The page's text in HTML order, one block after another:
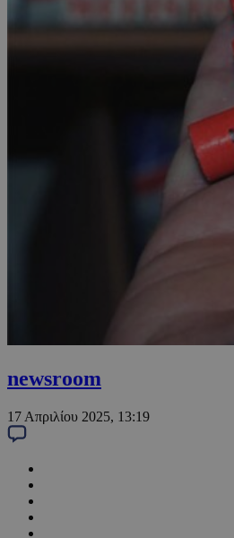
newsroom
17 Απριλίου 2025, 13:19